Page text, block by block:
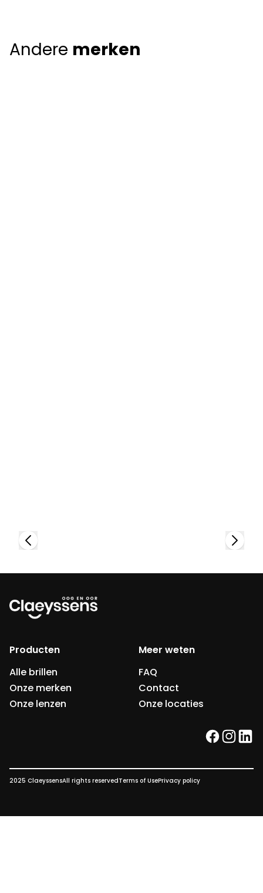
Andere merken
Producten
Alle brillen
Onze merken
Onze lenzen
Meer weten
FAQ
Contact
Onze locaties
facebook
2025 ClaeyssensAll rights reservedTerms of UsePrivacy policy